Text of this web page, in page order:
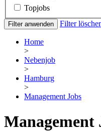
Topjobs
Filter anwenden Filter
Home
>
Nebenjob
>
Hamburg
>
Management Jobs
Management